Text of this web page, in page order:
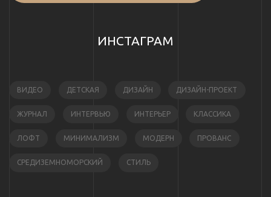
ИНСТАГРАМ
ВИДЕО ДЕТСКАЯ ДИЗАЙН ДИЗАЙН-ПРОЕКТ
ЖУРНАЛ ИНТЕРВЬЮ ИНТЕРЬЕР КЛАССИКА
ЛОФТ МИНИМАЛИЗМ МОДЕРН ПРОВАНС
СРЕДИЗЕМНОМОРСКИЙ СТИЛЬ